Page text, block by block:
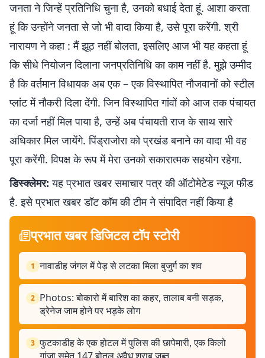
जनता ने जिन्हें प्रतिनिधि चुना है, उनको बधाई देता हूं. आशा करता
हूं कि उन्होंने जनता से जो भी वादा किया है, उसे पूरा करेंगी. श्री
नारायण ने कहा : मैं झूठ नहीं बोलता, इसलिए आज भी यह कहता हूं
कि सीधे नियोजन दिलाना जनप्रतिनिधि का काम नहीं है. मुझे उम्मीद
है कि वर्तमान विधायक अब एक – एक विस्थापित नौजवानों को स्टील
प्लांट में नौकरी दिला देंगी. जिन विस्थापित गांवों को आज तक पंचायत
का दर्जा नहीं मिल पाया है, उन्हें अब पंचायती राज के साथ सारे
अधिकार मिल जायेंगे. पिंड्राजोरा को प्रखंड बनाने का वादा भी वह
पूरा करेंगी. विपक्ष के रूप में मेरा उनको सकारात्मक सहयोग रहेगा.
डिस्क्लेमर: यह प्रभात खबर समाचार पत्र की ऑटोमेटेड न्यूज फीड
है. इसे प्रभात खबर डॉट कॉम की टीम ने संपादित नहीं किया है
प्रभात खबर डिजिटल टॉप स्टोरी
1 नावाडीह जंगल में पेड़ से लटका मिला बुजुर्ग का शव
2 Photos: बोकारो में बारिश का कहर, तालाब बनी सड़क,
ड्रेनेज जाम होने पर भड़के लोग
3 फुटकाडीह के एक होटल में पुलिस की छापेमारी, एक किलो